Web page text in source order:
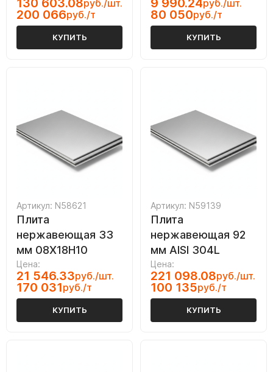
130 603.08руб./шт.
200 066руб./т
КУПИТЬ
9 990.24руб./шт.
80 050руб./т
КУПИТЬ
Артикул: N58621
Плита
нержавеющая 33
мм 08Х18Н10
Цена:
21 546.33руб./шт.
170 031руб./т
КУПИТЬ
Артикул: N59139
Плита
нержавеющая 92
мм AISI 304L
Цена:
221 098.08руб./шт.
100 135руб./т
КУПИТЬ